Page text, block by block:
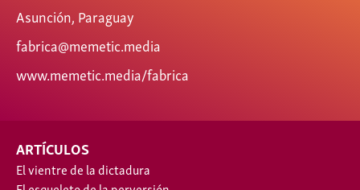
Asunción, Paraguay
fabrica@memetic.media
www.memetic.media/fabrica
ARTÍCULOS
El vientre de la dictadura